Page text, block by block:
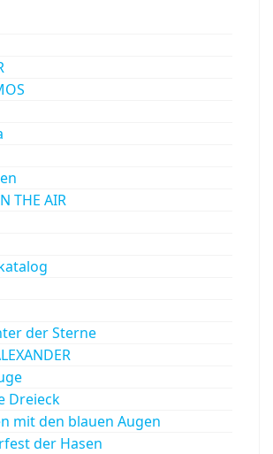
THE AIR
der Sterne
Dreieck
mit den blauen Augen
der Hasen